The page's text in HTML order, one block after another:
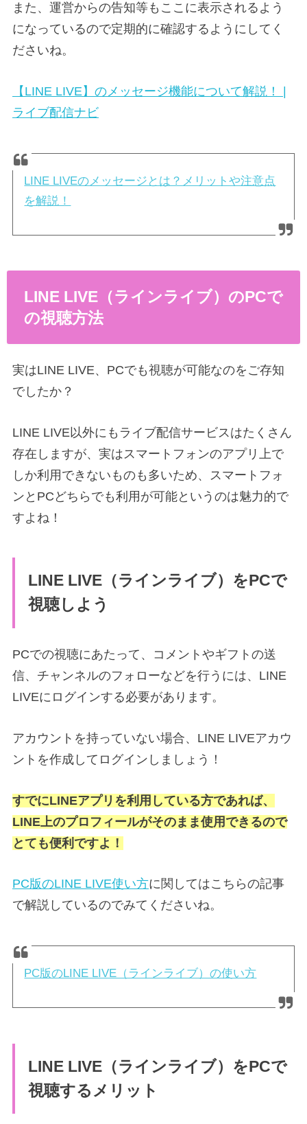
また、運営からの告知等もここに表示されるよう
になっているので定期的に確認するようにしてく
ださいね。
【LINE LIVE】のメッセージ機能について解説！ |
ライブ配信ナビ
LINE LIVEのメッセージとは？メリットや注意点
を解説！
LINE LIVE（ラインライブ）のPCで
の視聴方法
実はLINE LIVE、PCでも視聴が可能なのをご存知
でしたか？
LINE LIVE以外にもライブ配信サービスはたくさん
存在しますが、実はスマートフォンのアプリ上で
しか利用できないものも多いため、スマートフォ
ンとPCどちらでも利用が可能というのは魅力的で
すよね！
LINE LIVE（ラインライブ）をPCで
視聴しよう
PCでの視聴にあたって、 コメントやギフトの送
信、チャンネルのフォローなどを行うには、LINE
LIVEにログインする必要があります。
アカウントを持っていない場合、LINE LIVEアカウ
ントを作成してログインしましょう！
すでにLINEアプリを利用している方であれば、
LINE上のプロフィールがそのまま使用できるので
とても便利ですよ！
PC版のLINE LIVE使い方に関してはこちらの記事
で解説しているのでみてくださいね。
PC版のLINE LIVE（ラインライブ）の使い方
LINE LIVE（ラインライブ）をPCで
視聴するメリット